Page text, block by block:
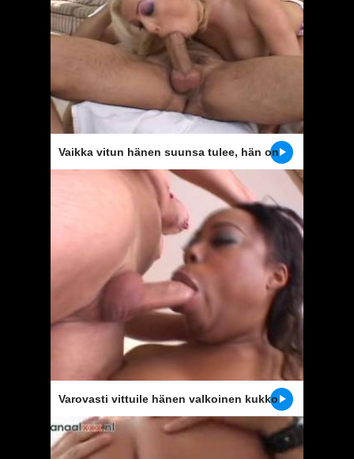
Vaikka vitun hänen suunsa tulee, hän on
Varovasti vittuile hänen valkoinen kukko
suuhun tämän eebenpuu